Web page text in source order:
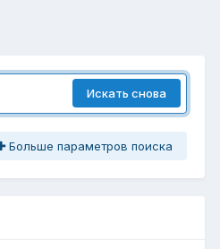
Искать снова
Больше параметров поиска